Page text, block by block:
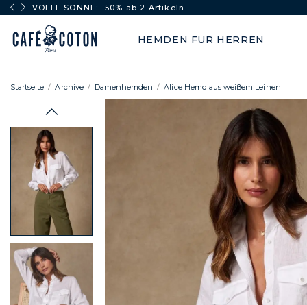
VOLLE SONNE: -50% ab 2 Artikeln
HEMDEN FUR HERREN
Startseite Archive Damenhemden Alice Hemd aus weißem Leinen